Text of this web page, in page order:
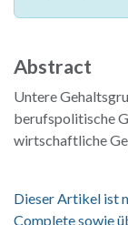
Abstract
Untere
berufspolitische
wirtschaftliche
Dieser Artikel ist
Complete sowie